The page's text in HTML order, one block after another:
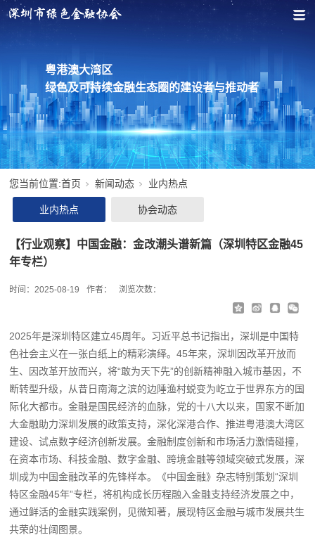
粤港澳大湾区
绿色及可持续金融生态圈的建设者与推动者
您当前位置:首页 新闻动态 业内热点
业内热点 协会动态
【行业观察】中国金融：金改潮头谱新篇（深圳特区金融45
年专栏）
时间： 2025-08-19 作者： 浏览次数：
2025年是深圳特区建立45周年。习近平总书记指出，深圳是中国特
色社会主义在一张白纸上的精彩演绎。45年来，深圳因改革开放而
生、因改革开放而兴，将“敢为天下先”的创新精神融入城市基因，不
断转型升级，从昔日南海之滨的边陲渔村蜕变为屹立于世界东方的国
际化大都市。金融是国民经济的血脉，党的十八大以来，国家不断加
大金融助力深圳发展的政策支持，深化深港合作、推进粤港澳大湾区
建设、试点数字经济创新发展。金融制度创新和市场活力激情碰撞，
在资本市场、科技金融、数字金融、跨境金融等领域突破式发展，深
圳成为中国金融改革的先锋样本。《中国金融》杂志特别策划“深圳
特区金融45年”专栏，将机构成长历程融入金融支持经济发展之中，
通过鲜活的金融实践案例，见微知著，展现特区金融与城市发展共生
共荣的壮阔图景。